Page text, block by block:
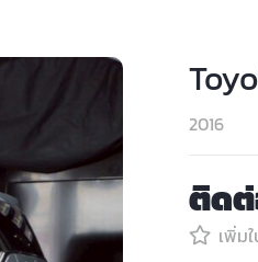
2016
ติด
เพิ่ม